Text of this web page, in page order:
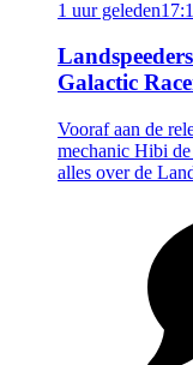
1 uur geleden
Galactic
Vooraf aan de
mechanic Hibi
alles over de